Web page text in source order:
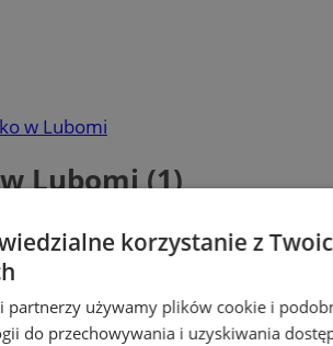
w Lubomi
Lubomi (1)
korzystanie z
partnerzy używamy plików cookie i
do przechowywania i uzyskiwania